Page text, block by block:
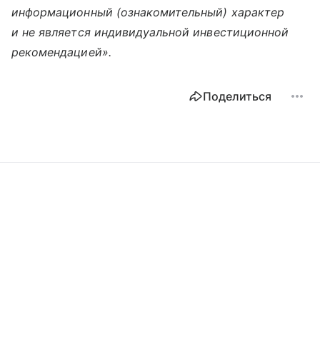
информационный (ознакомительный) характер
и не является индивидуальной инвестиционной
рекомендацией».
Поделиться